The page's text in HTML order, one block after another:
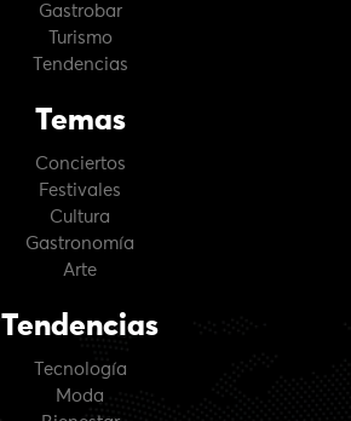
Gastrobar
Turismo
Tendencias
Temas
Conciertos
Festivales
Cultura
Gastronomía
Arte
Tendencias
Tecnología
Moda